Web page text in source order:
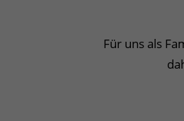
Für uns als